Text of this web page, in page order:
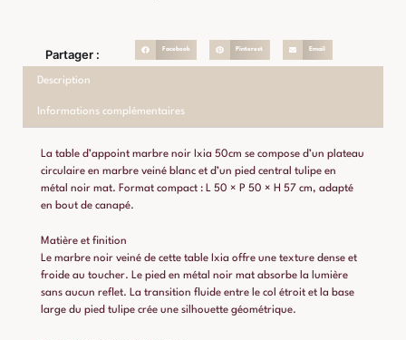
Partager : Facebook Pinterest Email
Description
Informations complémentaires
La table d’appoint marbre noir Ixia 50cm se compose d’un plateau
circulaire en marbre veiné blanc et d’un pied central tulipe en
métal noir mat. Format compact : L 50 × P 50 × H 57 cm, adapté
en bout de canapé.
Matière et finition
Le marbre noir veiné de cette table Ixia offre une texture dense et
froide au toucher. Le pied en métal noir mat absorbe la lumière
sans aucun reflet. La transition fluide entre le col étroit et la base
large du pied tulipe crée une silhouette géométrique.